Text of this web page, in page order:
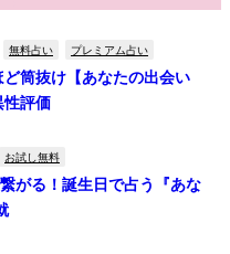
無料占い プレミアム占い
筒抜け【あなたの出会い
性評価
お試し無料
がる！誕生日で占う『あな